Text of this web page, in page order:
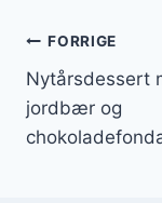
FORRIGE
Nytårsdessert
jordbær og